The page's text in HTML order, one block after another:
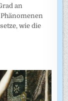
an
wie die